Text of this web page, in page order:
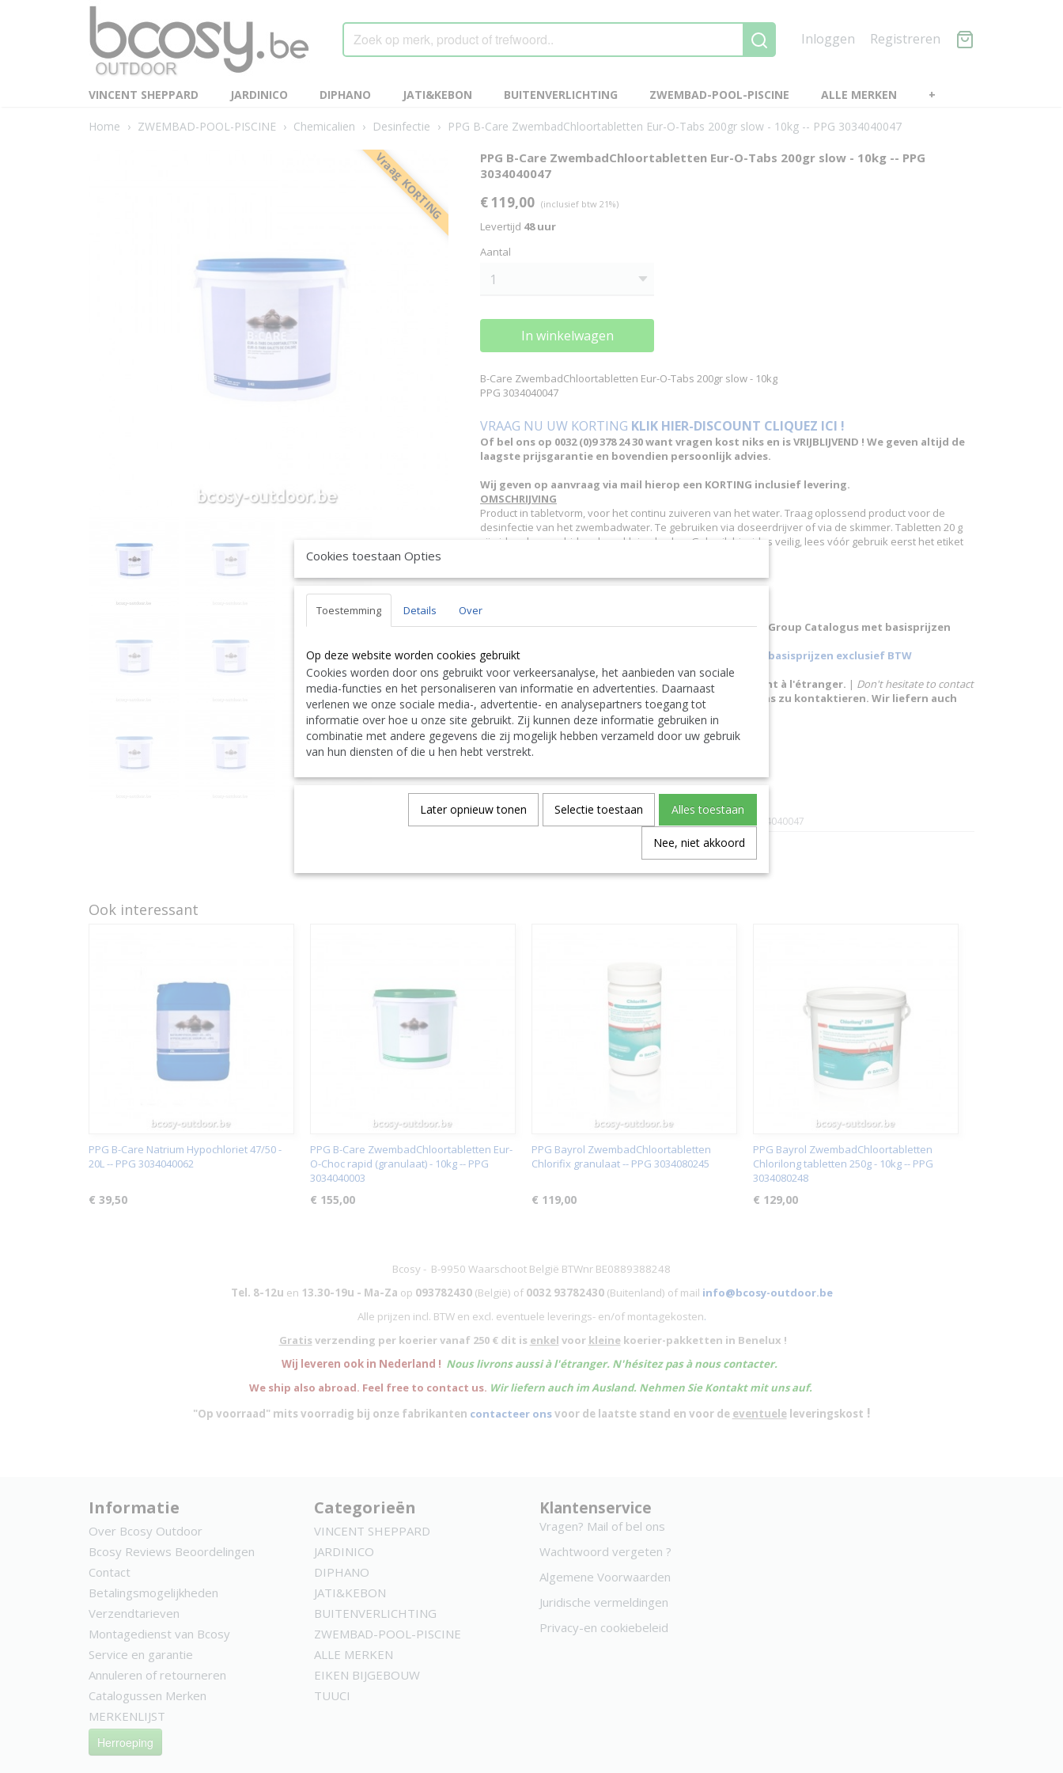
Inloggen Registreren
VINCENT SHEPPARD JARDINICO DIPHANO JATI&KEBON BUITENVERLICHTING ZWEMBAD-POOL-PISCINE ALLE MERKEN +
Home › ZWEMBAD-POOL-PISCINE › Chemicalien › Desinfectie › PPG B-Care ZwembadChloortabletten Eur-O-Tabs 200gr slow - 10kg -- PPG 3034040047
Vraag KORTING
PPG B-Care ZwembadChloortabletten Eur-O-Tabs 200gr slow - 10kg -- PPG
3034040047
€ 119,00 (inclusief btw 21%)
Levertijd 48 uur
Aantal
In winkelwagen
B-Care ZwembadChloortabletten Eur-O-Tabs 200gr slow - 10kg
PPG 3034040047
VRAAG NU UW KORTING KLIK HIER-DISCOUNT CLIQUEZ ICI !
Of bel ons op 0032 (0)9 378 24 30 want vragen kost niks en is VRIJBLIJVEND ! We geven altijd de
laagste prijsgarantie en bovendien persoonlijk advies.
Wij geven op aanvraag via mail hierop een KORTING inclusief levering.
OMSCHRIJVING
Product in tabletvorm, voor het continu zuiveren van het water. Traag oplossend product voor de
desinfectie van het zwembadwater. Te gebruiken via doseerdrijver of via de skimmer. Tabletten 20 g
zijn ideaal voor whirlpools en kleine baden. Gebruik biocides veilig, lees vóór gebruik eerst het etiket
https://b-carechemicals.com/
Alle informatie vindt u in de complete PPG Pollet Pool Group Catalogus met basisprijzen
DOWNLOAD LINK :
PPG Pollet Pool Group Catalogus met basisprijzen exclusief BTW
N'hésitez pas à nous contacter. Nous livrons également à l'étranger. | Don't hesitate to contact
us. We also deliver also abroad.
Bitte zögern Sie nicht uns zu kontaktieren. Wir liefern auch
ins Ausland. TEL: 0032 9 378 24 30 or Mail:
CONTACT Bcosy CLICK-CLIQUEZ ICI !
95/57/40
Specificaties
PPG-3034040047
Ook interessant
PPG B-Care Natrium Hypochloriet 47/50 -
20L -- PPG 3034040062
€ 39,50
PPG B-Care ZwembadChloortabletten Eur-
O-Choc rapid (granulaat) - 10kg -- PPG
3034040003
€ 155,00
PPG Bayrol ZwembadChloortabletten
Chlorifix granulaat -- PPG 3034080245
€ 119,00
PPG Bayrol ZwembadChloortabletten
Chlorilong tabletten 250g - 10kg -- PPG
3034080248
€ 129,00
Bcosy - B-9950 Waarschoot België BTWnr BE0889388248
Tel. 8-12u en 13.30-19u - Ma-Za op 093782430(België) of 0032 93782430(Buitenland) of mail info@bcosy-outdoor.be
Alle prijzen incl. BTW en excl. eventuele leverings- en/of montagekosten.
Gratis verzending per koerier vanaf 250 € dit is enkel voor kleinekoerier-pakketten in Benelux !
Wij leveren ook in Nederland ! Nous livrons aussi à l'étranger. N'hésitez pas à nous contacter.
We ship also abroad. Feel free to contact us. Wir liefern auch im Ausland. Nehmen Sie Kontakt mit uns auf.
"Op voorraad" mits voorradig bij onze fabrikanten contacteer onsvoor de laatste stand en voor de eventueleleveringskost !
Informatie
Over Bcosy Outdoor
Bcosy Reviews Beoordelingen
Contact
Betalingsmogelijkheden
Verzendtarieven
Montagedienst van Bcosy
Service en garantie
Annuleren of retourneren
Catalogussen Merken
MERKENLIJST
Herroeping
Categorieën
VINCENT SHEPPARD
JARDINICO
DIPHANO
JATI&KEBON
BUITENVERLICHTING
ZWEMBAD-POOL-PISCINE
ALLE MERKEN
EIKEN BIJGEBOUW
TUUCI
Klantenservice
Vragen? Mail of bel ons
Wachtwoord vergeten ?
Algemene Voorwaarden
Juridische vermeldingen
Privacy-en cookiebeleid
Cookies toestaan Opties
Toestemming Details Over
Op deze website worden cookies gebruikt
Cookies worden door ons gebruikt voor verkeersanalyse, het aanbieden van sociale
media-functies en het personaliseren van informatie en advertenties. Daarnaast
verlenen we onze sociale media-, advertentie- en analysepartners toegang tot
informatie over hoe u onze site gebruikt. Zij kunnen deze informatie gebruiken in
combinatie met andere gegevens die zij mogelijk hebben verzameld door uw gebruik
van hun diensten of die u hen hebt verstrekt.
Later opnieuw tonen Selectie toestaan Alles toestaan
Nee, niet akkoord